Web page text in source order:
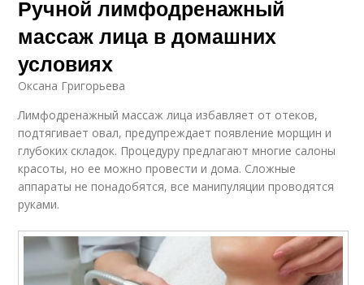
Ручной лимфодренажный
массаж лица в домашних
условиях
Оксана Григорьева
Лимфодренажный массаж лица избавляет от отеков,
подтягивает овал, предупреждает появление морщин и
глубоких складок. Процедуру предлагают многие салоны
красоты, но ее можно провести и дома. Сложные
аппараты не понадобятся, все манипуляции проводятся
руками.